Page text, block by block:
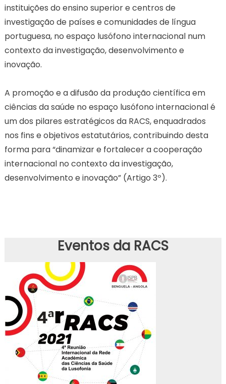
instituições do ensino superior e centros de
investigação de países e comunidades de língua
portuguesa, no espaço lusófono internacional num
contexto da investigação, desenvolvimento e
inovação.
A promoção e a difusão da produção científica em
ciências da saúde no espaço lusófono internacional é
um dos pilares estratégicos da RACS, enquadrados
nos fins e objetivos estatutários, contribuindo desta
forma para “dinamizar e fortalecer a cooperação
internacional no contexto da investigação,
desenvolvimento e inovação” (Artigo 3º).
Eventos da RACS